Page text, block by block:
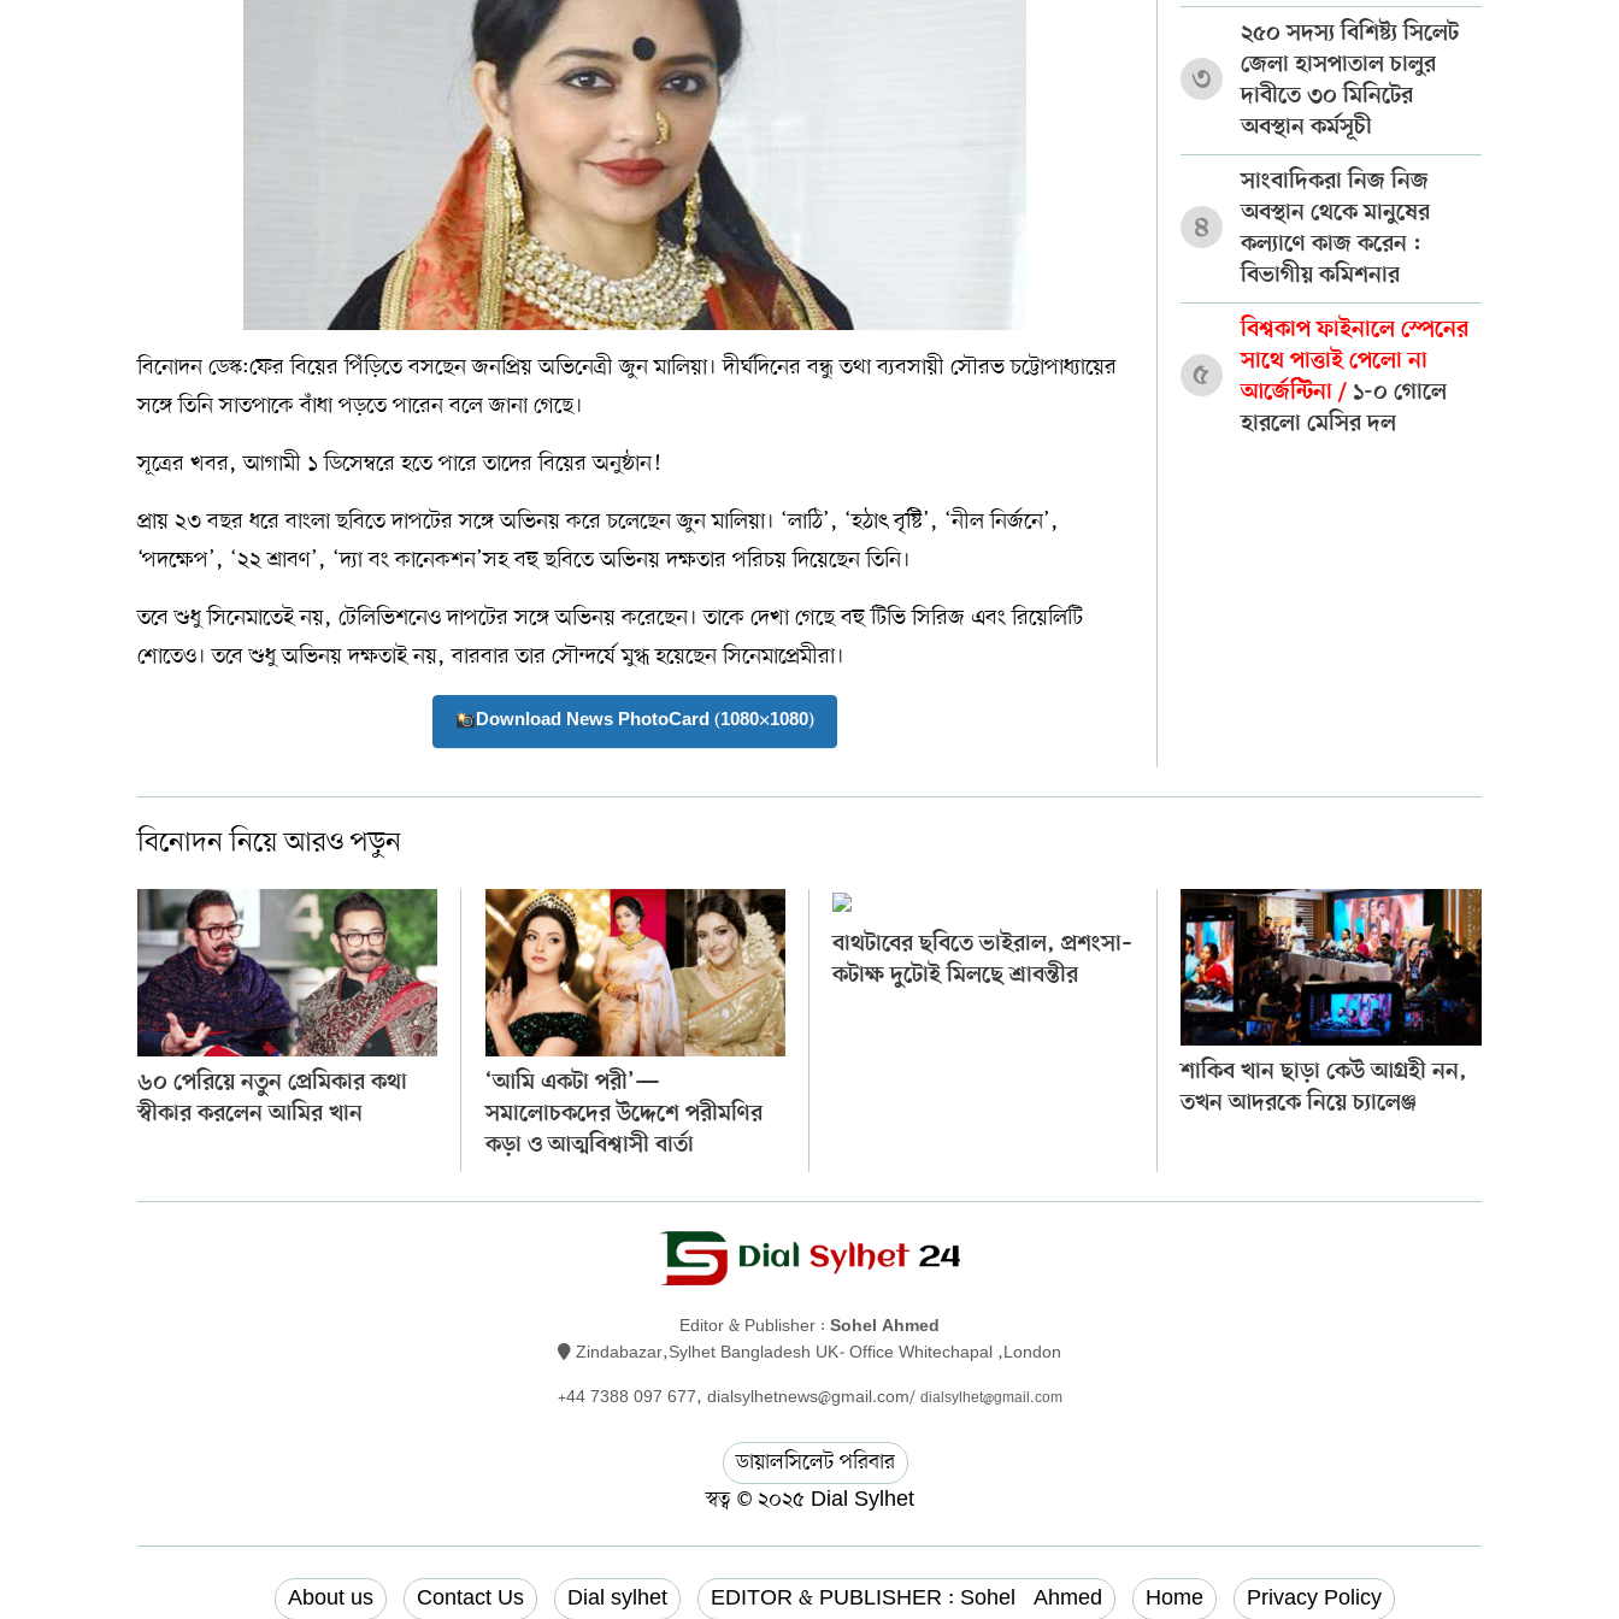
বিনোদন ডেস্ক:ফের বিয়ের পিঁড়িতে বসছেন জনপ্রিয় অভিনেত্রী জুন মালিয়া। দীর্ঘদিনের বন্ধু তথা ব্যবসায়ী সৌরভ চট্টোপাধ্যায়ের
সঙ্গে তিনি সাতপাকে বাঁধা পড়তে পারেন বলে জানা গেছে।
সূত্রের খবর, আগামী ১ ডিসেম্বরে হতে পারে তাদের বিয়ের অনুষ্ঠান!
প্রায় ২৩ বছর ধরে বাংলা ছবিতে দাপটের সঙ্গে অভিনয় করে চলেছেন জুন মালিয়া। ‘লাঠি’, ‘হঠাৎ বৃষ্টি’, ‘নীল নির্জনে’,
‘পদক্ষেপ’, ‘২২ শ্রাবণ’, ‘দ্যা বং কানেকশন’সহ বহু ছবিতে অভিনয় দক্ষতার পরিচয় দিয়েছেন তিনি।
তবে শুধু সিনেমাতেই নয়, টেলিভিশনেও দাপটের সঙ্গে অভিনয় করেছেন। তাকে দেখা গেছে বহু টিভি সিরিজ এবং রিয়েলিটি
শোতেও। তবে শুধু অভিনয় দক্ষতাই নয়, বারবার তার সৌন্দর্যে মুগ্ধ হয়েছেন সিনেমাপ্রেমীরা।
Download News PhotoCard (1080×1080)
৩
২৫০ সদস্য বিশিষ্ট্য সিলেট
জেলা হাসপাতাল চালুর
দাবীতে ৩০ মিনিটের
অবস্থান কর্মসূচী
৪
সাংবাদিকরা নিজ নিজ
অবস্থান থেকে মানুষের
কল্যাণে কাজ করেন :
বিভাগীয় কমিশনার
৫
বিশ্বকাপ ফাইনালে স্পেনের
সাথে পাত্তাই পেলো না
আর্জেন্টিনা / ১-০ গোলে
হারলো মেসির দল
বিনোদন নিয়ে আরও পড়ুন
৬০ পেরিয়ে নতুন প্রেমিকার কথা
স্বীকার করলেন আমির খান
‘আমি একটা পরী’—
সমালোচকদের উদ্দেশে পরীমণির
কড়া ও আত্মবিশ্বাসী বার্তা
বাথটাবের ছবিতে ভাইরাল, প্রশংসা–
কটাক্ষ দুটোই মিলছে শ্রাবন্তীর
শাকিব খান ছাড়া কেউ আগ্রহী নন,
তখন আদরকে নিয়ে চ্যালেঞ্জ
Editor & Publisher : Sohel Ahmed
Zindabazar,Sylhet Bangladesh UK- Office Whitechapal ,London
+44 7388 097 677, dialsylhetnews@gmail.com/ dialsylhet@gmail.com
ডায়ালসিলেট পরিবার
স্বত্ব © ২০২৫ Dial Sylhet
About us Contact Us Dial sylhet EDITOR & PUBLISHER : Sohel Ahmed Home Privacy Policy